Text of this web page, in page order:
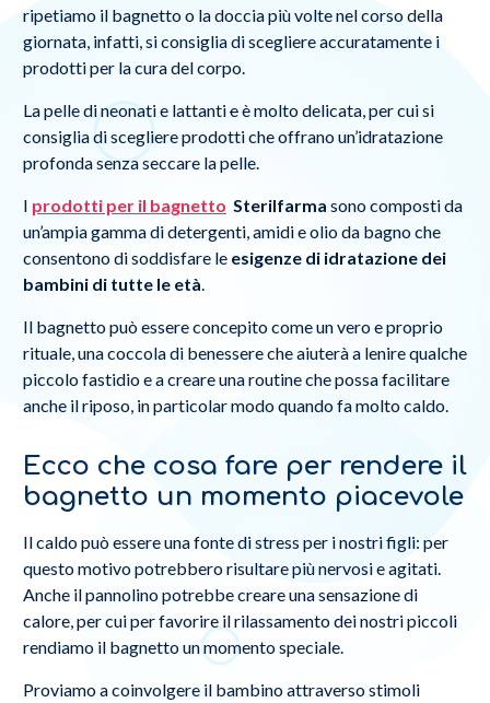
ripetiamo il bagnetto o la doccia più volte nel corso della
giornata, infatti, si consiglia di scegliere accuratamente i
prodotti per la cura del corpo.
La pelle di neonati e lattantieè molto delicata, per cui si
consiglia di scegliere prodotti che offrano un’idratazione
profonda senza seccare la pelle.
I prodotti per il bagnetto Sterilfarma sono composti da
un’ampia gamma di detergenti, amidi e olio da bagno che
consentono di soddisfare leesigenze di idratazione dei
bambini di tutte le età
Il bagnetto può essere concepito come un vero e proprio
rituale, una coccola di benessere che aiuterà a lenire qualche
piccolo fastidio e a creare una routine che possa facilitare
anche il riposo, in particolar modo quando fa molto caldo.
Ecco che cosa fare per rendere il
bagnetto un momento piacevole
Il caldo può essere una fonte di stress per i nostri figli: per
questo motivo potrebbero risultare più nervosi e agitati.
Anche il pannolino potrebbe creare una sensazione di
calore, per cui per favorire il rilassamento dei nostri piccoli
rendiamo il bagnetto un momento speciale.
Proviamo a coinvolgere il bambino attraverso stimoli